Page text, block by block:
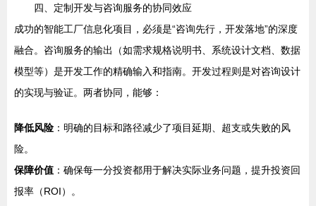
四、定制开发与咨询服务的协同效应
成功的智能工厂信息化项目，必须是“咨询先行，开发落地”的深度
融合。咨询服务的输出（如需求规格说明书、系统设计文档、数据
模型等）是开发工作的精确输入和指南。开发过程则是对咨询设计
的实现与验证。两者协同，能够：
降低风险 ：明确的目标和路径减少了项目延期、超支或失败的风
险。
保障价值 ：确保每一分投资都用于解决实际业务问题，提升投资回
报率（ROI）。